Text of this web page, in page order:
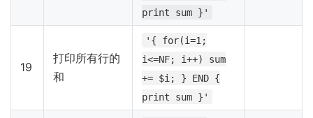
print sum }'
19
打印所有行的
和
'{ for(i=1;
i<=NF; i++) sum
+= $i; } END {
print sum }'